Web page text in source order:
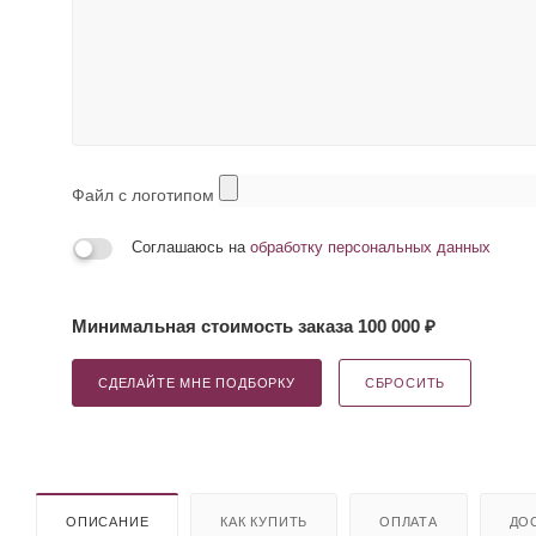
Файл с логотипом
Соглашаюсь на обработку персональных данных
Минимальная стоимость заказа 100 000 ₽
СДЕЛАЙТЕ МНЕ ПОДБОРКУ СБРОСИТЬ
ОПИСАНИЕ КАК КУПИТЬ ОПЛАТА